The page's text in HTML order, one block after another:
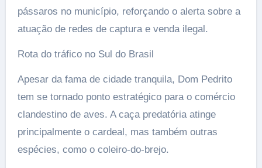
pássaros no município, reforçando o alerta sobre a
atuação de redes de captura e venda ilegal.
Rota do tráfico no Sul do Brasil
Apesar da fama de cidade tranquila, Dom Pedrito
tem se tornado ponto estratégico para o comércio
clandestino de aves. A caça predatória atinge
principalmente o cardeal, mas também outras
espécies, como o coleiro-do-brejo.